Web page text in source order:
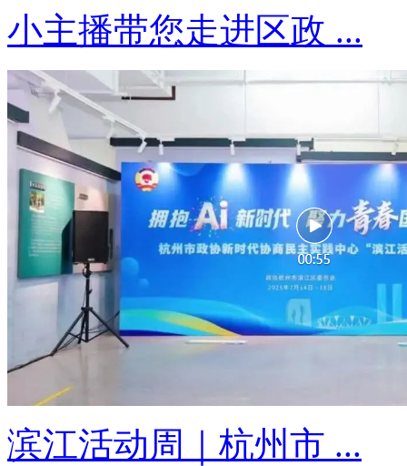
小主播带您走进区政 ...
滨江活动周｜杭州市 ...